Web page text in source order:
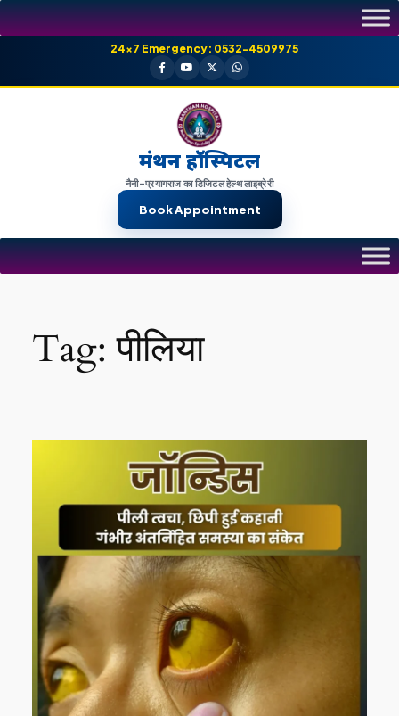
Skip
to
24×7 Emergency: 0532-4509975
मंथन हॉस्पिटल
नैनी-प्रयागराज का डिजिटल हेल्थ लाइब्रेरी
Book Appointment
Tag:पीलिया